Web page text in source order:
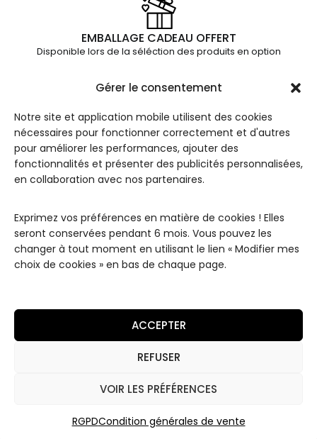
Gérer le consentement
Notre site et application mobile utilisent des cookies
nécessaires pour fonctionner correctement et d'autres
pour améliorer les performances, ajouter des
fonctionnalités et présenter des publicités personnalisées,
en collaboration avec nos partenaires.
Exprimez vos préférences en matière de cookies ! Elles
seront conservées pendant 6 mois. Vous pouvez les
changer à tout moment en utilisant le lien « Modifier mes
choix de cookies » en bas de chaque page.
ACCEPTER
REFUSER
VOIR LES PRÉFÉRENCES
RGPDCondition générales de vente
EMBALLAGE CADEAU OFFERT
Disponible lors de la séléction des produits en option
LES
COLLE
CTIO
NS
Les
Les
"White"
Les
Essentiels
Luxury
Coffrets
Découverte
INFOR
NS
Conditions
de
Conditions
Générales
de Vente
Confidentialité
JUL ET
Paris
Notre
Remerciements
2026 © JUL ET MAD